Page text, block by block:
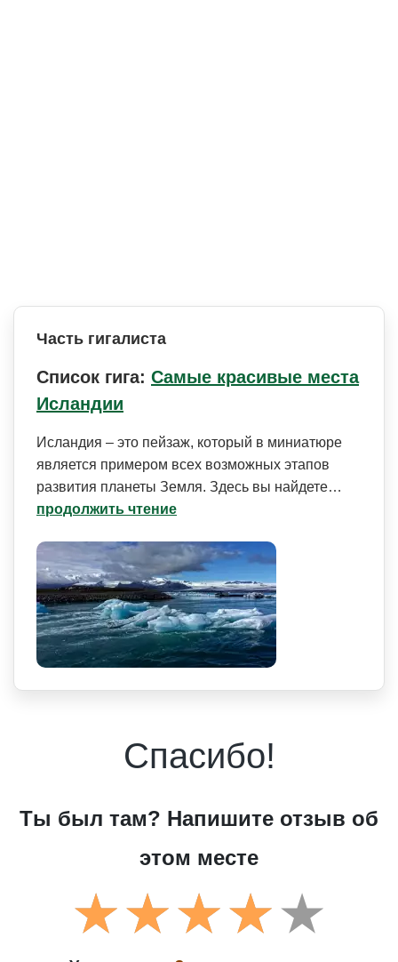
Часть гигалиста
Список гига: Самые красивые места
Исландии
Исландия – это пейзаж, который в миниатюре
является примером всех возможных этапов
развития планеты Земля. Здесь вы найдете…
продолжить чтение
Спасибо!
Ты был там? Напишите отзыв об
этом месте